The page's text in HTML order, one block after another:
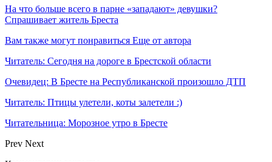
На что больше всего в парне «западают» девушки?
Спрашивает житель Бреста
Вам также могут понравиться Еще от автора
Читатель: Сегодня на дороге в Брестской области
Очевидец: В Бресте на Республиканской произошло ДТП
Читатель: Птицы улетели, коты залетели :)
Читательница: Морозное утро в Бресте
Prev Next